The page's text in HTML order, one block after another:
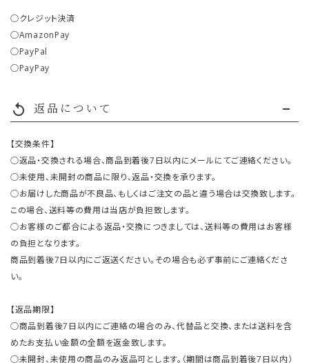
○クレジット決済
○AmazonPay
○PayPal
○PayPay
replay 返品について
【交換条件】
○返品・交換される場合、商品到着後7日以内にメールにてご連絡ください。
○未使用、未開封の商品に限り、返品・交換を承ります。
○お届けした商品が不良品、もしくはご注文の品と違う場合は交換致します。
この場合、送料等の費用は当店が負担致します。
○お客様のご都合による返品・交換につきましては、送料等の費用はお客様
の負担となります。
商品到着後7日以内にご返送ください。その場合も必ず事前にご連絡くださ
い。
【返品期限】
○商品到着後7日以内にご連絡の場合のみ、代替品と交換、または送料を含
めたお支払い金額の全額を返金致します。
○未開封、未使用の商品のみ返品可とします。（期間は商品到着後7日以内）